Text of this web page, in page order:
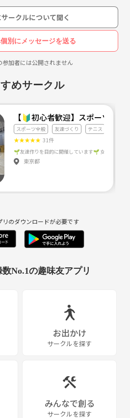
ークルについて聞く
別にメッセージを送る
加者には公開されません
めサークル
【🔰初心者歓迎】スポーツク
スポーツ全般 友達づくり テニス
★★★★★ 31件
東京都
リのダウンロードが必要です
No.1の趣味友アプリ
お出かけ
サークルを探す
みんなで創る
サークルを探す